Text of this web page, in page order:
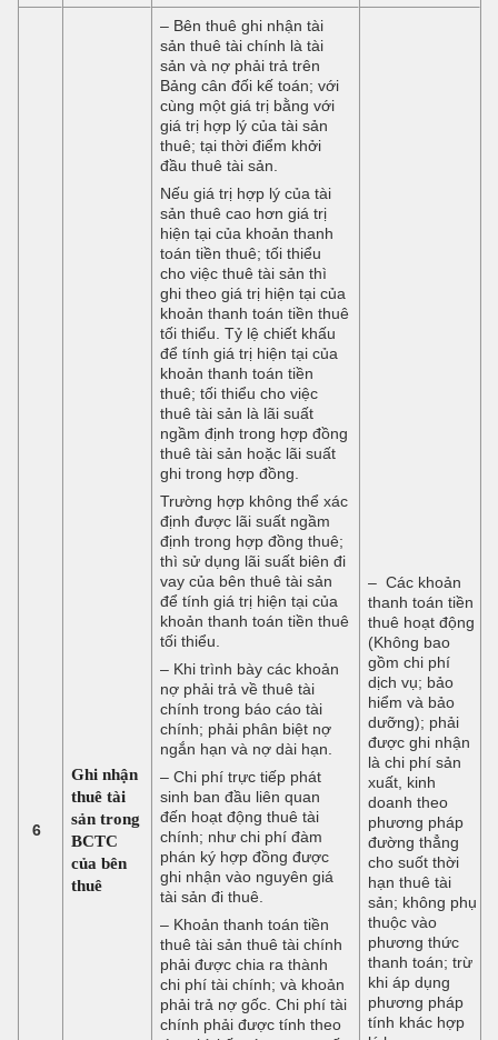
6
Ghi nhận
thuê tài
sản trong
BCTC
của bên
thuê
– Bên thuê ghi nhận tài
sản thuê tài chính là tài
sản và nợ phải trả trên
Bảng cân đối kế toán; với
cùng một giá trị bằng với
giá trị hợp lý của tài sản
thuê; tại thời điểm khởi
đầu thuê tài sản.
Nếu giá trị hợp lý của tài
sản thuê cao hơn giá trị
hiện tại của khoản thanh
toán tiền thuê; tối thiểu
cho việc thuê tài sản thì
ghi theo giá trị hiện tại của
khoản thanh toán tiền thuê
tối thiểu. Tỷ lệ chiết khấu
để tính giá trị hiện tại của
khoản thanh toán tiền
thuê; tối thiểu cho việc
thuê tài sản là lãi suất
ngầm định trong hợp đồng
thuê tài sản hoặc lãi suất
ghi trong hợp đồng.
Trường hợp không thể xác
định được lãi suất ngầm
định trong hợp đồng thuê;
thì sử dụng lãi suất biên đi
vay của bên thuê tài sản
để tính giá trị hiện tại của
khoản thanh toán tiền thuê
tối thiểu.
– Khi trình bày các khoản
nợ phải trả về thuê tài
chính trong báo cáo tài
chính; phải phân biệt nợ
ngắn hạn và nợ dài hạn.
– Chi phí trực tiếp phát
sinh ban đầu liên quan
đến hoạt động thuê tài
chính; như chi phí đàm
phán ký hợp đồng được
ghi nhận vào nguyên giá
tài sản đi thuê.
– Khoản thanh toán tiền
thuê tài sản thuê tài chính
phải được chia ra thành
chi phí tài chính; và khoản
phải trả nợ gốc. Chi phí tài
chính phải được tính theo
– Các khoản
thanh toán tiền
thuê hoạt động
(Không bao
gồm chi phí
dịch vụ; bảo
hiểm và bảo
dưỡng); phải
được ghi nhận
là chi phí sản
xuất, kinh
doanh theo
phương pháp
đường thẳng
cho suốt thời
hạn thuê tài
sản; không phụ
thuộc vào
phương thức
thanh toán; trừ
khi áp dụng
phương pháp
tính khác hợp